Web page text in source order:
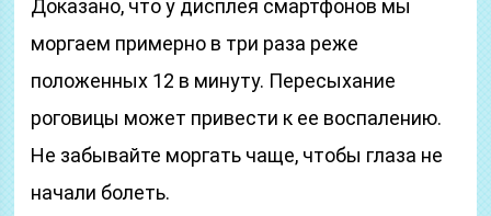
Доказано, что у дисплея смартфонов мы
моргаем примерно в три раза реже
положенных 12 в минуту. Пересыхание
роговицы может привести к ее воспалению.
Не забывайте моргать чаще, чтобы глаза не
начали болеть.